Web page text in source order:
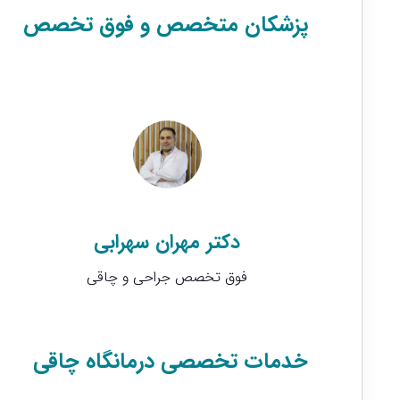
پزشکان متخصص و فوق تخصص
دکتر مهران سهرابی
فوق تخصص جراحی و چاقی
خدمات تخصصی درمانگاه چاقی